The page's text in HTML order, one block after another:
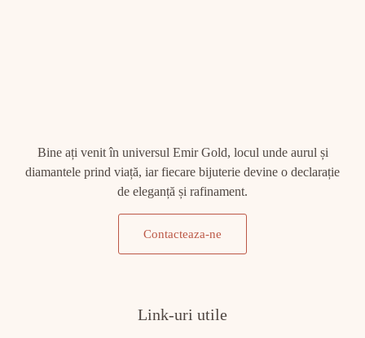
Bine ați venit în universul Emir Gold, locul unde aurul și
diamantele prind viață, iar fiecare bijuterie devine o declarație
de eleganță și rafinament.
Contacteaza-ne
Link-uri utile